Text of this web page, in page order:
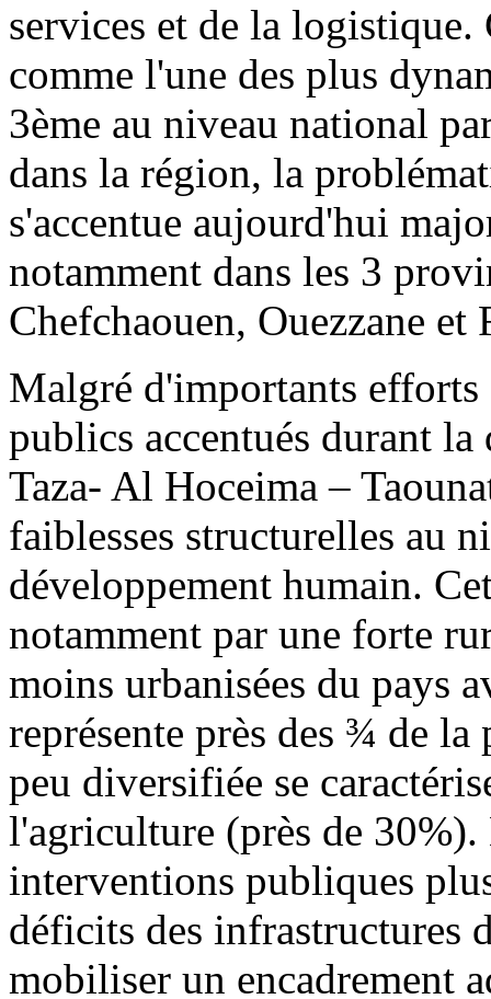
services et de la logistique.
comme l'une des plus
3ème au niveau national
dans la région, la
s'accentue aujourd'hui
notamment dans les 3
Chefchaouen, Ouezzane et
Malgré d'importants efforts
publics accentués durant
Taza- Al Hoceima –
faiblesses structurelles au
développement humain.
notamment par une forte
moins urbanisées du pays
représente près des ¾ de
peu diversifiée se
l'agriculture (près de 30%).
interventions publiques
déficits des infrastructures
mobiliser un encadrement